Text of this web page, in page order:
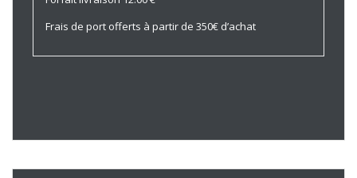
Frais de port offerts à partir de 350€ d’achat